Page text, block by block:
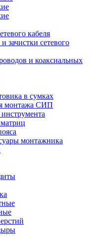
кабеля
зачистки сетевого
и коаксиальных
в сумках
монтажа СИП
монтажника